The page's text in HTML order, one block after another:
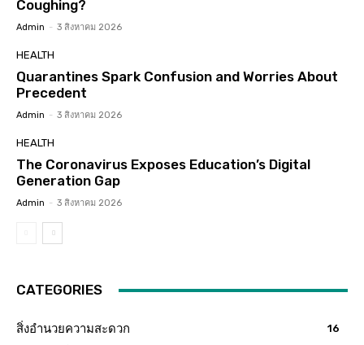
Coughing?
Admin - 3 สิงหาคม 2026
HEALTH
Quarantines Spark Confusion and Worries About
Precedent
Admin - 3 สิงหาคม 2026
HEALTH
The Coronavirus Exposes Education’s Digital
Generation Gap
Admin - 3 สิงหาคม 2026
CATEGORIES
สิ่งอำนวยความสะดวก 16